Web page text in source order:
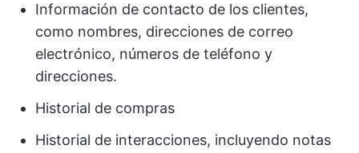
Información de contacto de los clientes,
como nombres, direcciones de correo
electrónico, números de teléfono y
direcciones.
Historial de compras
Historial de interacciones, incluyendo notas